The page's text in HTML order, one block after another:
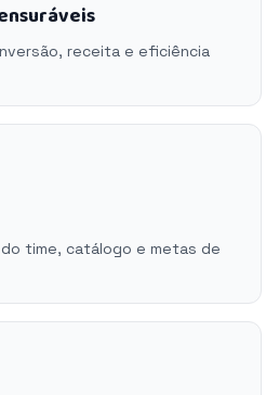
receita e eficiência
time, catálogo e metas de